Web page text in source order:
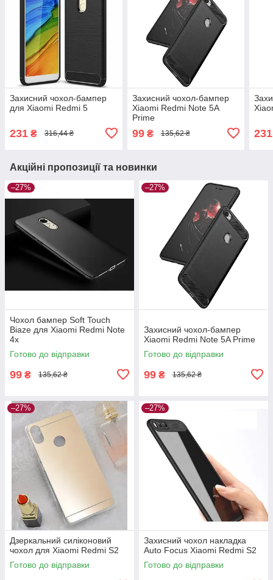
Захисний чохол-бампер
для Xiaomi Redmi 5
231 ₴ 316,44 ₴
Захисний чохол-бампер
Xiaomi Redmi Note 5A
Prime
99₴ 135,62 ₴ 231
Акційні пропозиції та новинки
–27%
Чохол бампер Soft Touch
Biaze для Xiaomi Redmi Note
4x
Готово до відправки
99 ₴ 135,62 ₴
–27%
Захисний чохол-бампер
Xiaomi Redmi Note 5A Prime
Готово до відправки
99 ₴ 135,62 ₴
–27%
Дзеркальний силіконовий
чохол для Xiaomi Redmi S2
Готово до відправки
–27%
Захисний чохол накладка
Auto Focus Xiaomi Redmi S2
Готово до відправки